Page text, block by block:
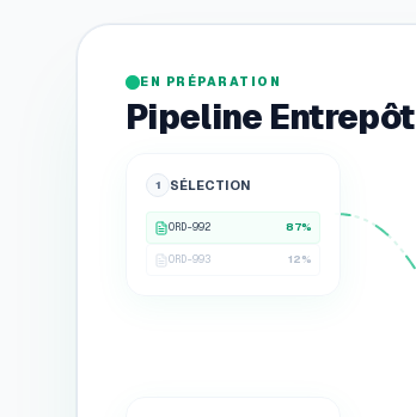
EN PRÉPARATION
Pipeline Entrepôt
1 SÉLECTION
ORD-992 87%
ORD-993 12%